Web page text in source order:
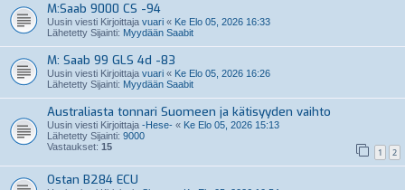
M:Saab 9000 CS -94
Uusin viesti Kirjoittaja vuari « Ke Elo 05, 2026 16:33
Lähetetty Sijainti: Myydään Saabit
M: Saab 99 GLS 4d -83
Uusin viesti Kirjoittaja vuari « Ke Elo 05, 2026 16:26
Lähetetty Sijainti: Myydään Saabit
Australiasta tonnari Suomeen ja kätisyyden vaihto
Uusin viesti Kirjoittaja -Hese- « Ke Elo 05, 2026 15:13
Lähetetty Sijainti: 9000
Vastaukset: 15 1 2
Ostan B284 ECU